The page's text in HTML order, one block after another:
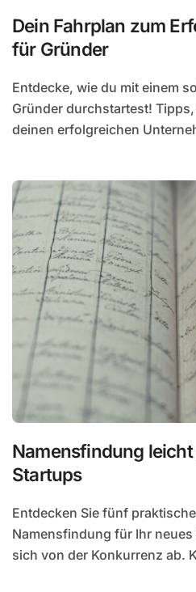
Dein Fahrplan zum
für Gründer
Entdecke, wie du mit einem soliden Businessplan als
Gründer durchstartest!
deinen erfolgreichen
Namensfindung
Startups
Entdecken Sie fünf praktische Tipps zur
Namensfindung für Ihr
sich von der Konkurrenz ab.